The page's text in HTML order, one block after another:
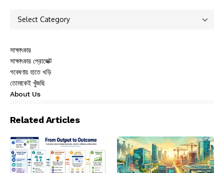
সাক্ষাৎকার
সাক্ষাৎকার প্রোজেক্ট
গবেষণায় হাতে খড়ি
তোমাকেই খুঁজছি
About Us
Related Articles